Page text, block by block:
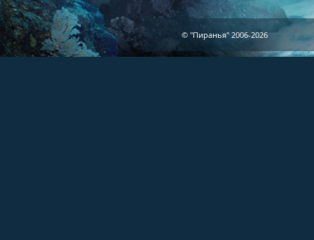
© "Пиранья" 2006-2026